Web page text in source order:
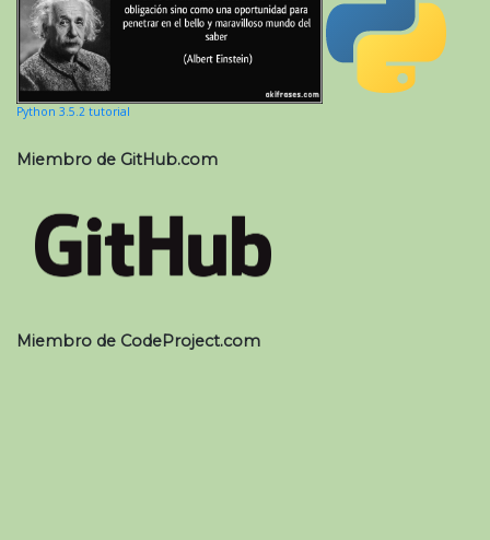
Python 3.5.2 tutorial
Miembro de GitHub.com
Miembro de CodeProject.com